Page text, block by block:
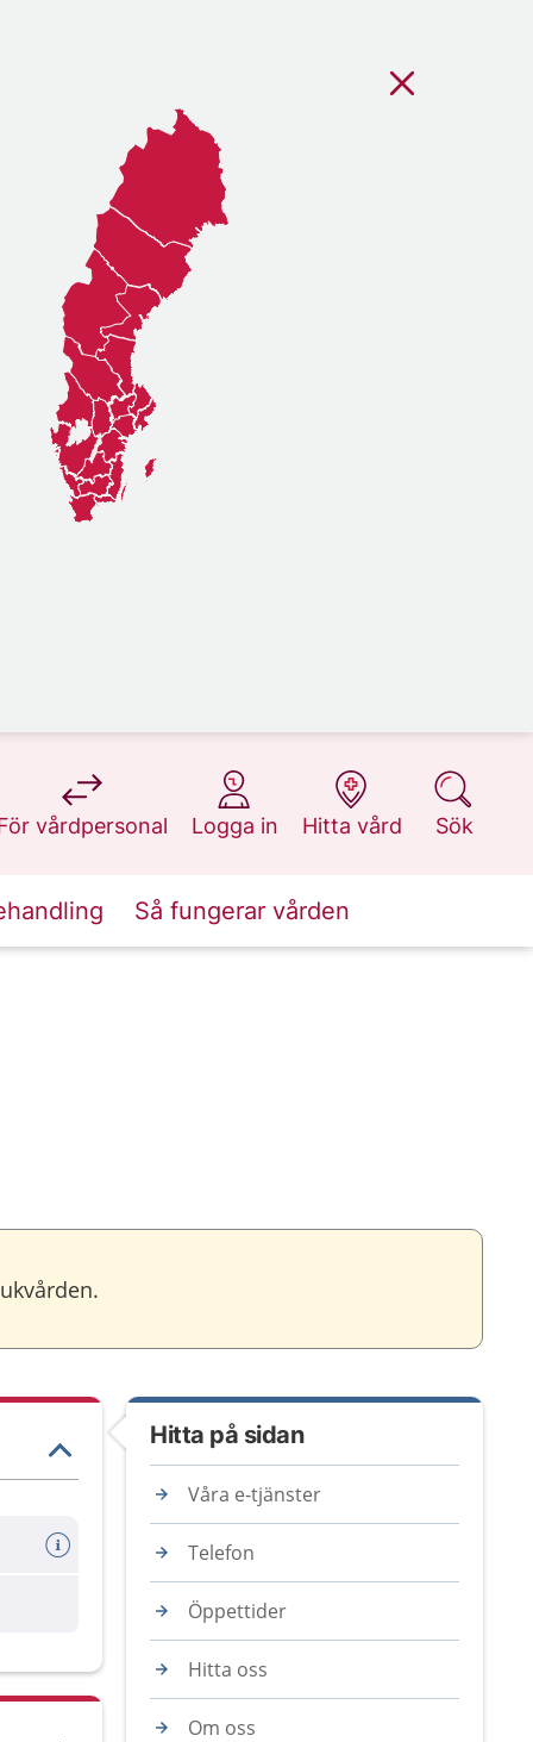
vårdpersonal
på 1177.se
Logga in
på 1177.se
Hitta vård
på 1177.se
Sök
på 1177.se
Så fungerar vården
Hitta på sidan
Våra e-tjänster
Telefon
Öppettider
Hitta oss
Om oss